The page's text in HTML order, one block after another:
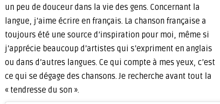
un peu de douceur dans la vie des gens. Concernant la
langue, j’aime écrire en français. La chanson française a
toujours été une source d’inspiration pour moi, même si
j’apprécie beaucoup d’artistes qui s’expriment en anglais
ou dans d’autres langues. Ce qui compte à mes yeux, c’est
ce qui se dégage des chansons. Je recherche avant tout la
« tendresse du son ».